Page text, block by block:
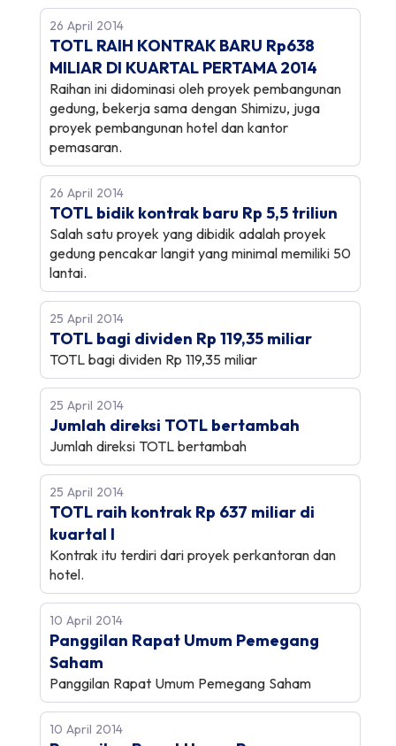
26 April 2014
TOTL RAIH KONTRAK BARU Rp638
MILIAR DI KUARTAL PERTAMA 2014
Raihan ini didominasi oleh proyek pembangunan
gedung, bekerja sama dengan Shimizu, juga
proyek pembangunan hotel dan kantor
pemasaran.
26 April 2014
TOTL bidik kontrak baru Rp 5,5 triliun
Salah satu proyek yang dibidik adalah proyek
gedung pencakar langit yang minimal memiliki 50
lantai.
25 April 2014
TOTL bagi dividen Rp 119,35 miliar
TOTL bagi dividen Rp 119,35 miliar
25 April 2014
Jumlah direksi TOTL bertambah
Jumlah direksi TOTL bertambah
25 April 2014
TOTL raih kontrak Rp 637 miliar di
kuartal I
Kontrak itu terdiri dari proyek perkantoran dan
hotel.
10 April 2014
Panggilan Rapat Umum Pemegang
Saham
Panggilan Rapat Umum Pemegang Saham
10 April 2014